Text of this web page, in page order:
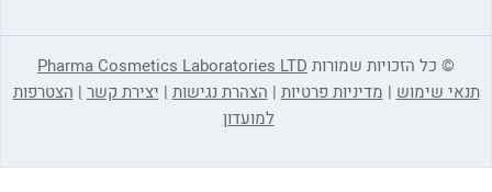
© כל הזכויות שמורותPharma Cosmetics Laboratories LTD
שימוש|מדיניות פרטיות|הצהרת נגישות|יצירת קשר | הצטרפות
למועדון